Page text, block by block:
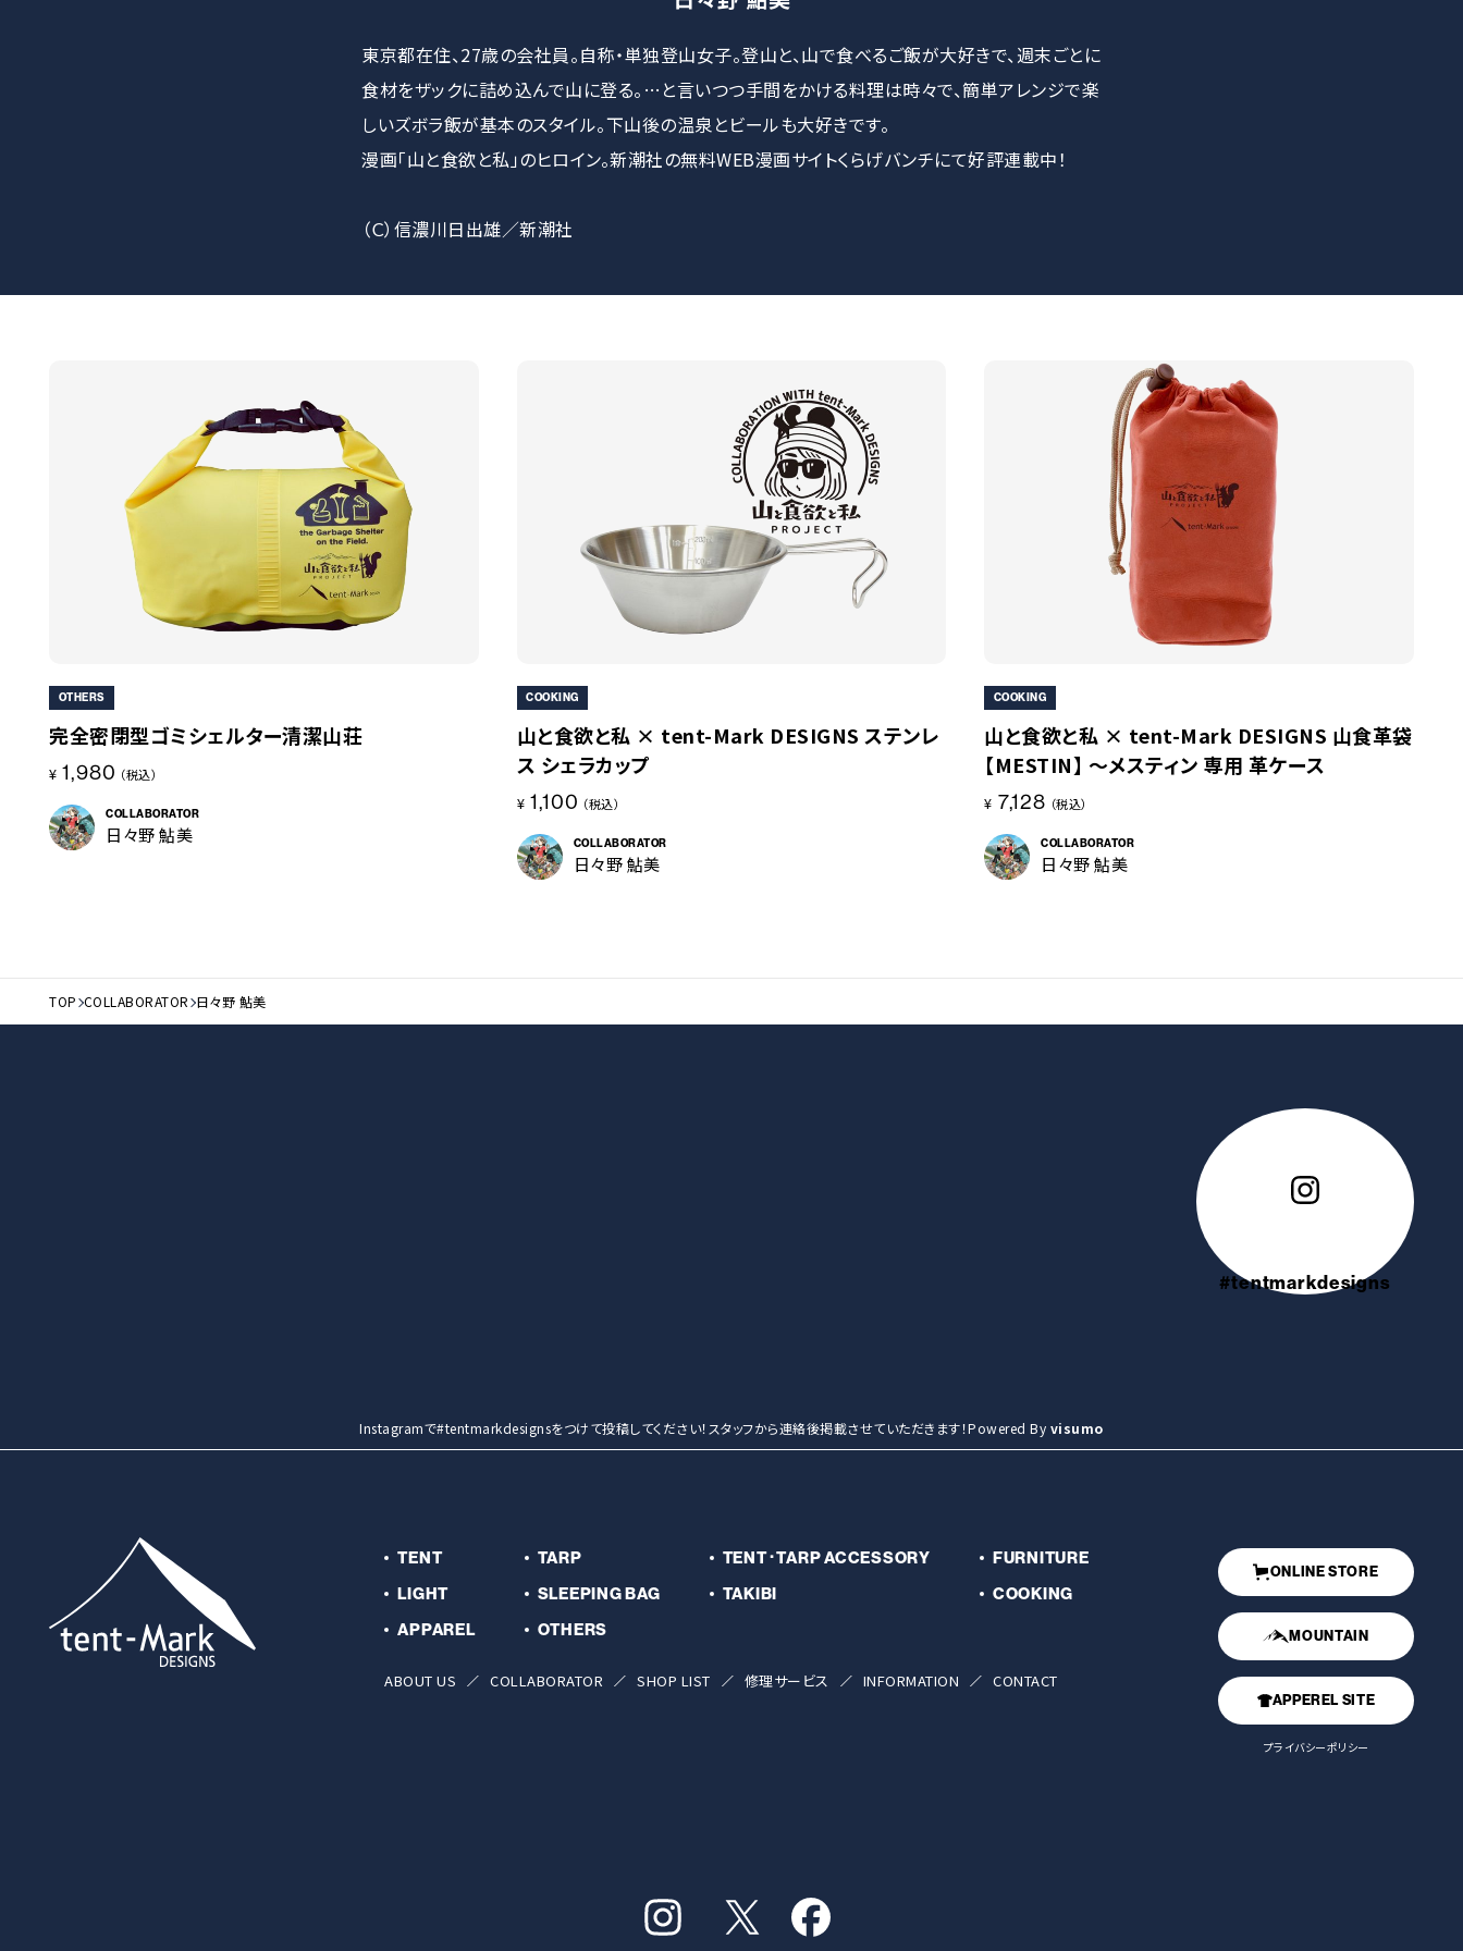
東京都在住、27歳の会社員。自称・単独登山女子。登山と、山で食べるご飯が大好きで、週末ごとに
食材をザックに詰め込んで山に登る。…と言いつつ手間をかける料理は時々で、簡単アレンジで楽
しいズボラ飯が基本のスタイル。下山後の温泉とビールも大好きです。
漫画「山と食欲と私」のヒロイン。新潮社の無料WEB漫画サイトくらげバンチにて好評連載中！
（Ｃ）信濃川日出雄／新潮社
OTHERS
完全密閉型ゴミシェルター清潔山荘
¥ 1,980 （税込）
COLLABORATOR
日々野 鮎美
COOKING
山と食欲と私 × tent-Mark DESIGNS ステンレ
ス シェラカップ
¥ 1,100 （税込）
COLLABORATOR
日々野 鮎美
COOKING
山と食欲と私 × tent-Mark DESIGNS 山食革袋
【MESTIN】 ～メスティン 専用 革ケース
¥ 7,128 （税込）
COLLABORATOR
日々野 鮎美
TOP COLLABORATOR 日々野 鮎美
#tentmarkdesigns
Instagramで#tentmarkdesignsをつけて投稿してください！スタッフから連絡後掲載させていただきます！Powered By visumo
TENT TARP TENT･TARP ACCESSORY
FURNITURE
LIGHT
SLEEPING BAG TAKIBI
COOKING
APPAREL
OTHERS
ABOUT US COLLABORATOR SHOP LIST 修理サービス INFORMATION CONTACT
ONLINE STORE
MOUNTAIN
APPEREL SITE
プライバシーポリシー